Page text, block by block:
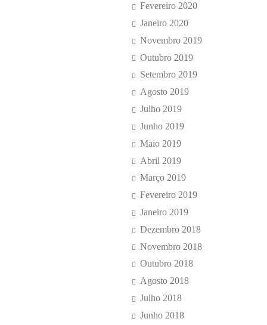
Fevereiro 2020
Janeiro 2020
Novembro 2019
Outubro 2019
Setembro 2019
Agosto 2019
Julho 2019
Junho 2019
Maio 2019
Abril 2019
Março 2019
Fevereiro 2019
Janeiro 2019
Dezembro 2018
Novembro 2018
Outubro 2018
Agosto 2018
Julho 2018
Junho 2018